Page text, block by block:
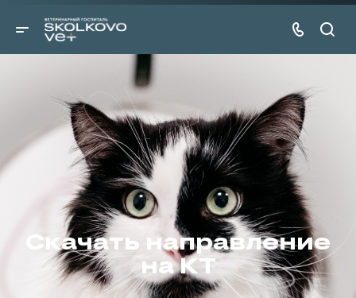
Скачать направление
на КТ